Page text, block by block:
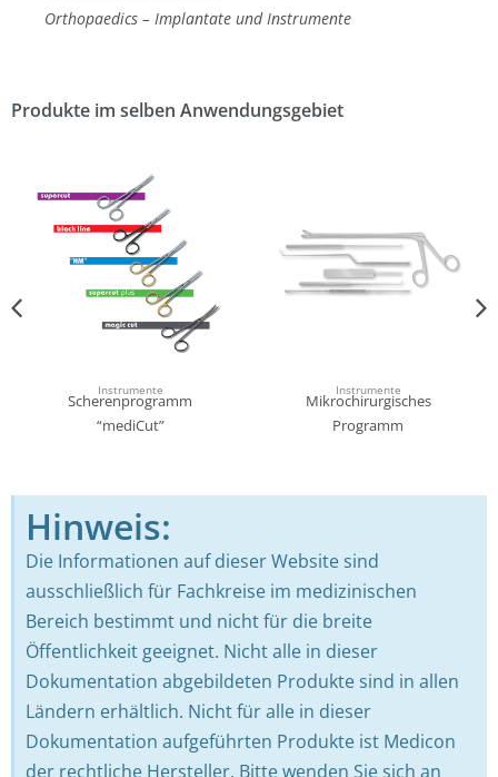
Orthopaedics – Implantate und Instrumente
Produkte im selben Anwendungsgebiet
Instrumente
Scherenprogramm
“mediCut”
Instrumente
Mikrochirurgisches
Programm
Hinweis:
Die Informationen auf dieser Website sind
ausschließlich für Fachkreise im medizinischen
Bereich bestimmt und nicht für die breite
Öffentlichkeit geeignet. Nicht alle in dieser
Dokumentation abgebildeten Produkte sind in allen
Ländern erhältlich. Nicht für alle in dieser
Dokumentation aufgeführten Produkte ist Medicon
der rechtliche Hersteller. Bitte wenden Sie sich an